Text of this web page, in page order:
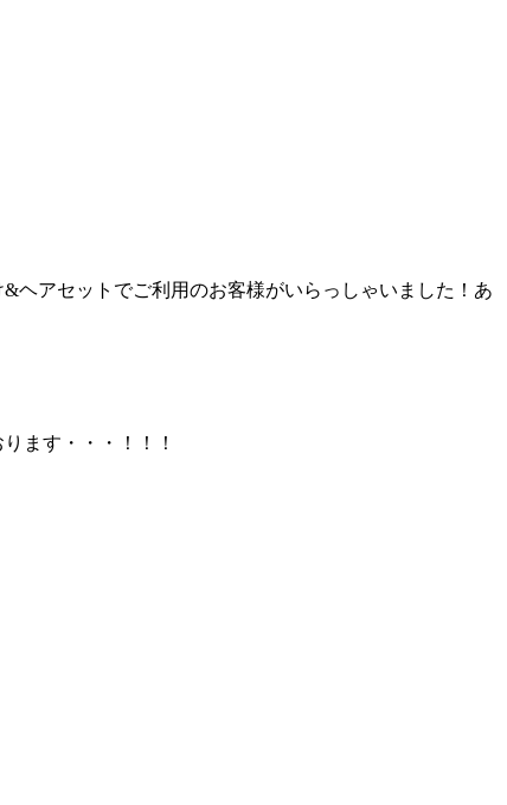
ヘアセットでご利用のお客様がいらっしゃいました！あ
ます・・・！！！